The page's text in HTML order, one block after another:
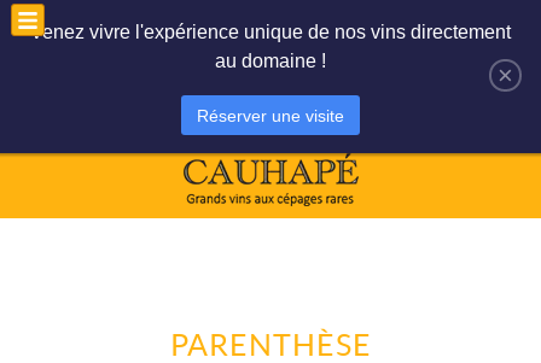
PARENTHÈSE
×
Venez vivre l'expérience unique de nos vins directement
au domaine !
Réserver une visite